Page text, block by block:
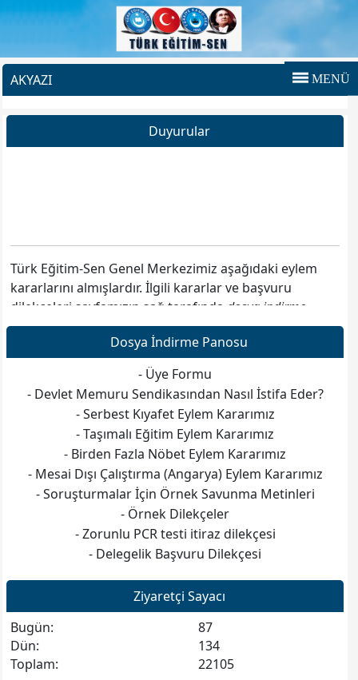
MENÜ
AKYAZI
Duyurular
Türk Eğitim-Sen Genel Merkezimiz aşağıdaki eylem
kararlarını almışlardır. İlgili kararlar ve başvuru
dilekçeleri sayfamızın sağ tarafında dosya indirme
Panosubölümündedir.
1-Serbest Kıyafet Eylem Kararı,
2-Mesai Saatleri Dışındaki Angarya Görevleri Yerine
Getirmeme Eylem Kararı,
3-Tam Gün Eğitim Yapan Okullarda Öğle Arası Nöbet
Tutmama Eylem Karar,
4-Öğrencilerin Özel Servis veya Taşımalı Eğitim
Kapsamında Taşıma Servisi İle Geldikleri Okullarda
Nöbetçi Öğretmenlere Servislerle İlgili Angarya
Görevleri Yerine Getirmeme Eylem Kararı,
5- Haftada Birden Fazla Nöbet Görevi Verilen
Üyelerimizin İlk Nöbetten Sonraki Nöbet Görevlerini
Yerine Getirmeme Eylem Kararı
Dosya İndirme Panosu
- Üye Formu
- Devlet Memuru Sendikasından Nasıl İstifa Eder?
- Serbest Kıyafet Eylem Kararımız
- Taşımalı Eğitim Eylem Kararımız
- Birden Fazla Nöbet Eylem Kararımız
- Mesai Dışı Çalıştırma (Angarya) Eylem Kararımız
- Soruşturmalar İçin Örnek Savunma Metinleri
- Örnek Dilekçeler
- Zorunlu PCR testi itiraz dilekçesi
- Delegelik Başvuru Dilekçesi
Ziyaretçi Sayacı
Bugün:
87
Dün:
134
Toplam:
22105